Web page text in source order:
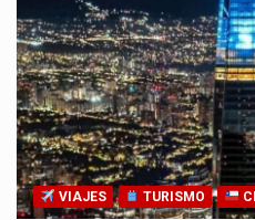
VIAJES TURISMO